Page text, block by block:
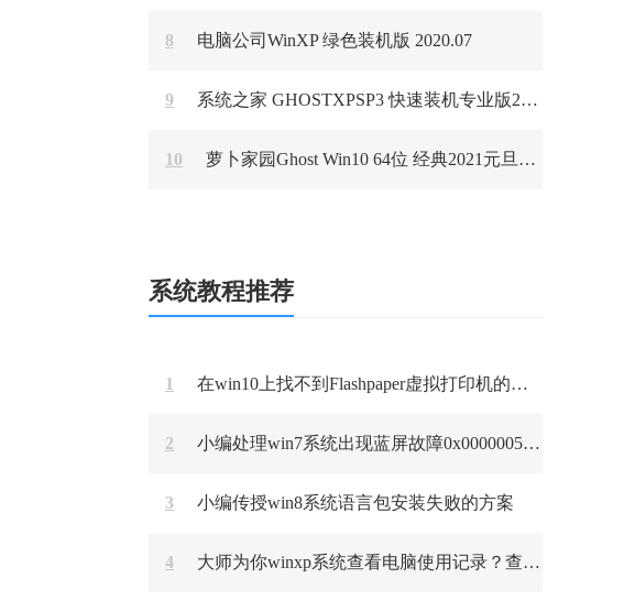
8 电脑公司WinXP 绿色装机版 2020.07
9 系统之家 GHOSTXPSP3 快速装机专业版2013年03月F
10 萝卜家园Ghost Win10 64位 经典2021元旦装机版
系统教程推荐
1 在win10上找不到Flashpaper虚拟打印机的处理办法
2 小编处理win7系统出现蓝屏故障0x00000051错误代码的办法?
3 小编传授win8系统语言包安装失败的方案
4 大师为你winxp系统查看电脑使用记录？查看xp系统电脑使用记录的